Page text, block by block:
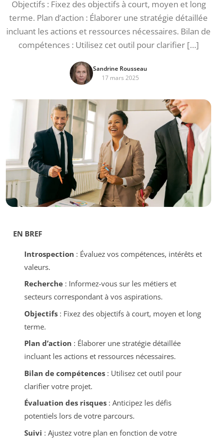
Objectifs : Fixez des objectifs à court, moyen et long
terme. Plan d’action : Élaborer une stratégie détaillée
incluant les actions et ressources nécessaires. Bilan de
compétences : Utilisez cet outil pour clarifier […]
Sandrine Rousseau
17 mars 2025
EN BREF
Introspection : Évaluez vos compétences, intérêts et
valeurs.
Recherche: Informez-vous sur les métiers et
secteurs correspondant à vos aspirations.
Objectifs: Fixez des objectifs à court, moyen et long
terme.
Plan d’action : Élaborer une stratégie détaillée
incluant les actions et ressources nécessaires.
Bilan de compétences: Utilisez cet outil pour
clarifier votre projet.
Évaluation des risques: Anticipez les défis
potentiels lors de votre parcours.
Suivi : Ajustez votre plan en fonction de votre